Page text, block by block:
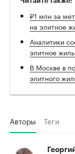
₽1 млн за
на элитное
Аналитики
элитное
В Москве в
элитного
Авторы Теги